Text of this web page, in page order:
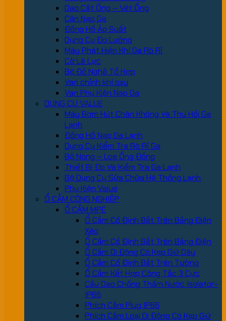
Dao Cắt Ống – Vét Ống
Cân Nạp Ga
Đồng Hồ Áp Suất
Dụng Cụ Đo Lường
Máy Phát Hiện Khí Ga Rò Rỉ
Cờ Lê Lực
Bộ Đồ Nghề Tổ Hợp
Van chỉnh khí oxy
Van Phụ Kiện Nạp Ga
DỤNG CỤ VALUE
Máy Bơm Hút Chân Không Và Thu Hồi Ga
Lạnh
Đồng Hồ Nạp Ga Lạnh
Dụng Cụ Kiểm Tra Rò Rỉ Ga
Bộ Nong – Loe Ống Đồng
Thiết Bị Đo Và Kiểm Tra Ga Lạnh
Bộ Dụng Cụ Sửa Chữa Hệ Thống Lạnh
Phụ Kiện Value
Ổ CẮM CÔNG NGHIỆP
Ổ CẮM MPE
Ổ Cắm Cố Định Bắt Trên Bảng Điện
Xéo
Ổ Cắm Cố Định Bắt Trên Bảng Điện
Ổ Cắm Di Động Có Kẹp Giữ Dây
Ổ Cắm Cố Định Bắt Trên Tường
Ổ Cắm Kết Hợp Công Tắc 3 Cực
Cầu Dao Chống Thấm Nước Isolator-
IP66
Phích Cắm Plug IP66
Phích Cắm Loại Di Động Có Kẹp Giữ